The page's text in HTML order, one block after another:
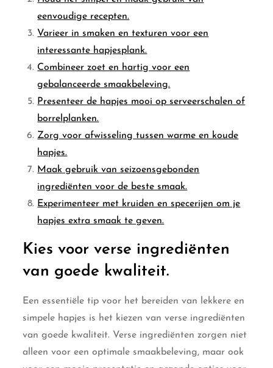
eenvoudige recepten.
Varieer in smaken en texturen voor een
interessante hapjesplank.
Combineer zoet en hartig voor een
gebalanceerde smaakbeleving.
Presenteer de hapjes mooi op serveerschalen of
borrelplanken.
Zorg voor afwisseling tussen warme en koude
hapjes.
Maak gebruik van seizoensgebonden
ingrediënten voor de beste smaak.
Experimenteer met kruiden en specerijen om je
hapjes extra smaak te geven.
Kies voor verse ingrediënten
van goede kwaliteit.
Een essentiële tip voor het bereiden van lekkere en
simpele hapjes is het kiezen van verse ingrediënten
van goede kwaliteit. Verse ingrediënten zorgen niet
alleen voor een optimale smaakbeleving, maar ook